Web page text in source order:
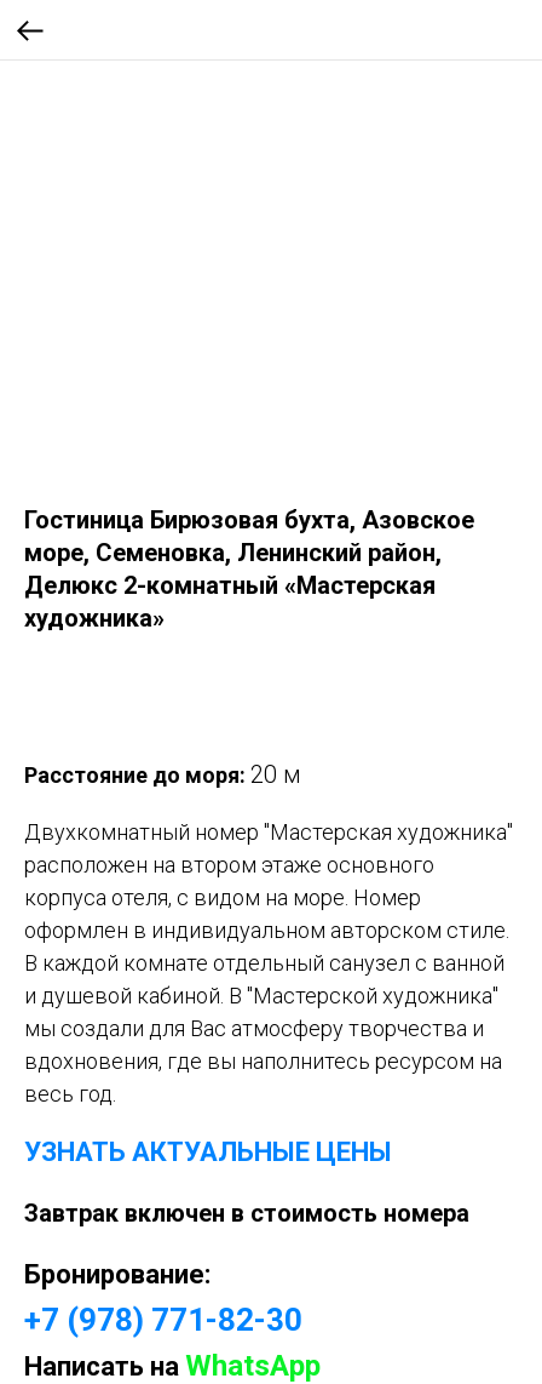
Гостиница Бирюзовая бухта, Азовское
море, Семеновка, Ленинский район,
Делюкс 2-комнатный «Мастерская
художника»
Расстояние до моря: 20 м
Двухкомнатный номер "Мастерская художника"
расположен на втором этаже основного
корпуса отеля, с видом на море. Номер
оформлен в индивидуальном авторском стиле.
В каждой комнате отдельный санузел с ванной
и душевой кабиной. В "Мастерской художника"
мы создали для Вас атмосферу творчества и
вдохновения, где вы наполнитесь ресурсом на
весь год.
УЗНАТЬ АКТУАЛЬНЫЕ ЦЕНЫ
Завтрак включен в стоимость номера
Бронирование:
+7 (978) 771-82-30
Написать на WhatsApp